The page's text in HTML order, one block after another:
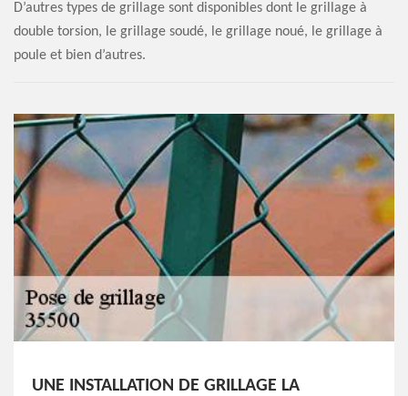
D’autres types de grillage sont disponibles dont le grillage à
double torsion, le grillage soudé, le grillage noué, le grillage à
poule et bien d’autres.
UNE INSTALLATION DE GRILLAGE LA